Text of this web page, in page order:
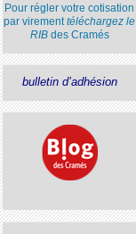
Pour régler votre cotisation
par virementtéléchargez le
RIBdes Cramés
bulletin d’adhésion